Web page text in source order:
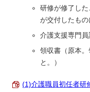
研修が修了し
が交付したもの
介護支援専門員
領収書（原本
と。）
(1)介護職員初任者